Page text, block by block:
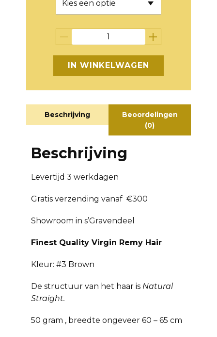
IN WINKELWAGEN
Beschrijving
Beoordelingen
(0)
Beschrijving
Levertijd 3 werkdagen
Gratis verzending vanaf €300
Showroom in s’Gravendeel
Finest Quality Virgin Remy Hair
Kleur: #3 Brown
De structuur van het haar is Natural
Straight.
50 gram , breedte ongeveer 60 – 65 cm